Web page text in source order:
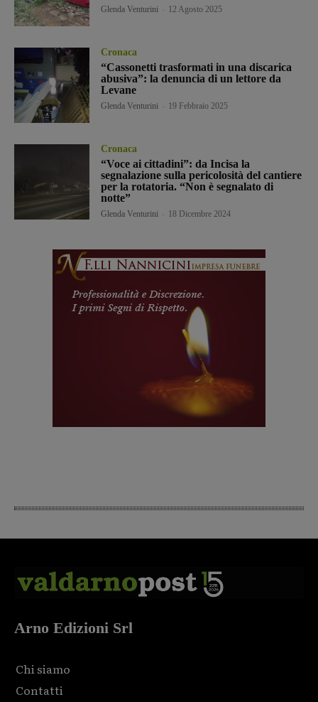
Glenda Venturini 12 Agosto 2025
Cronaca
“Cassonetti trasformati in una discarica
abusiva”: la denuncia di un lettore da
Levane
Glenda Venturini 19 Febbraio 2025
Cronaca
“Voce ai cittadini”: da Incisa la
segnalazione sulla pericolosità del cantiere
per la rotatoria. “Non è segnalato di
notte”
Glenda Venturini 18 Dicembre 2024
Arno Edizioni Srl
Chi siamo
Contatti